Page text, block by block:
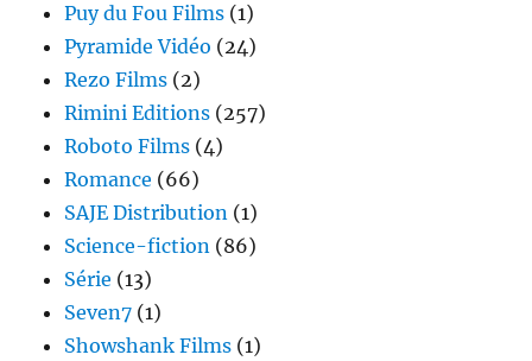
Puy du Fou Films (1)
Pyramide Vidéo (24)
Rezo Films (2)
Rimini Editions (257)
Roboto Films (4)
Romance (66)
SAJE Distribution (1)
Science-fiction (86)
Série (13)
Seven7 (1)
Showshank Films (1)